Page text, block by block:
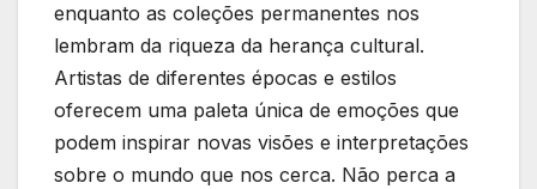
enquanto as‍ coleções permanentes nos
lembram da riqueza da herança cultural.
⁤Artistas de diferentes épocas ⁢e​ estilos
oferecem uma paleta única de⁢ emoções que
podem inspirar novas visões e interpretações
sobre o mundo que nos cerca. Não perca a